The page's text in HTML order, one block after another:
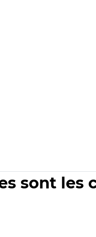
sont les